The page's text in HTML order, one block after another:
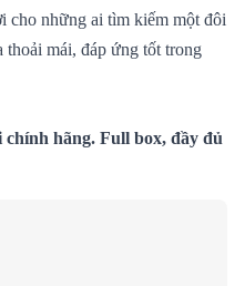
cho những ai tìm kiếm một đôi
thoải mái, đáp ứng tốt trong
hãng. Full box, đầy đủ